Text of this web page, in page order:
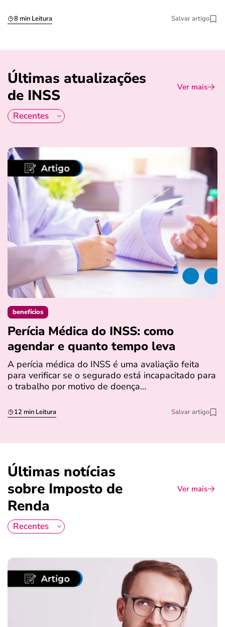
8 min Leitura Salvar artigo
Últimas atualizações
de INSS
Ver mais
benefícios
Perícia Médica do INSS: como
agendar e quanto tempo leva
A perícia médica do INSS é uma avaliação feita
para verificar se o segurado está incapacitado para
o trabalho por motivo de doença…
12 min Leitura Salvar artigo
Últimas notícias
sobre Imposto de
Renda
Ver mais